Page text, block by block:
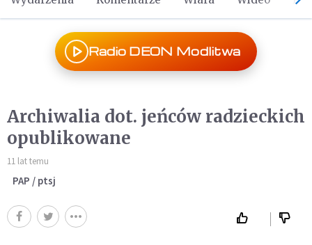
Radio DEON Modlitwa
Archiwalia dot. jeńców radzieckich
opublikowane
11 lat temu
PAP / ptsj